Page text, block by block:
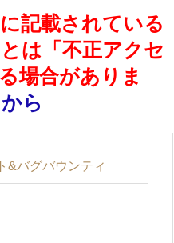
記載されている
は「不正アクセ
場合がありま
ら
&バグバウンティ